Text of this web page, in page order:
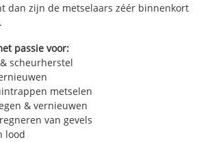
dan zijn de metselaars zéér binnenkort
passie voor:
scheurherstel
metselen
& vernieuwen
van gevels
lood